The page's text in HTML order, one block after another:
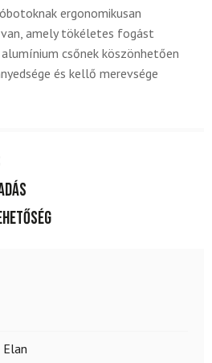
ergonomikusan
amely tökéletes fogást
csőnek köszönhetően
és kellő merevsége
Elan